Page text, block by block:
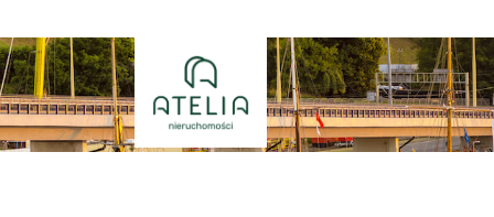
Inhalt
springen